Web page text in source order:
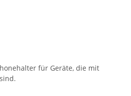
für Geräte, die mit